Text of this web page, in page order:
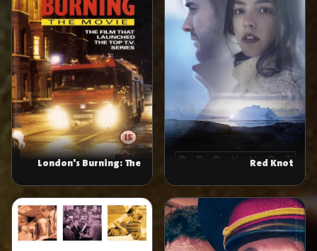
Red Knot
London's Burning: The